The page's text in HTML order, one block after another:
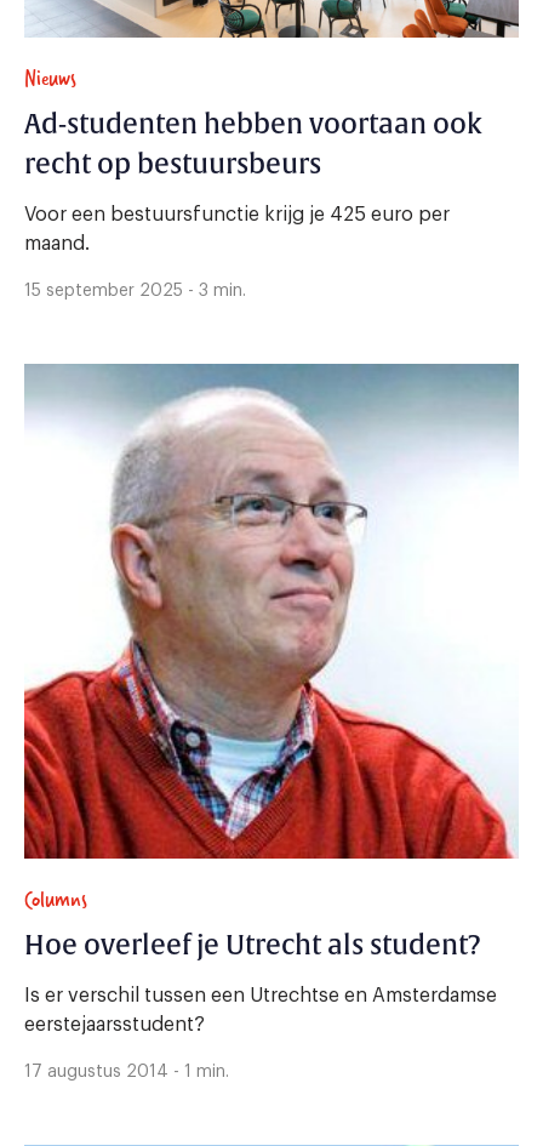
Nieuws
Ad-studenten hebben voortaan ook
recht op bestuursbeurs
Voor een bestuursfunctie krijg je 425 euro per
maand.
15 september 2025 - 3 min.
Columns
Hoe overleef je Utrecht als student?
Is er verschil tussen een Utrechtse en Amsterdamse
eerstejaarsstudent?
17 augustus 2014 - 1 min.